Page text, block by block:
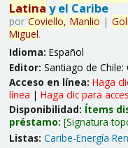
Latina y el Caribe
por Coviello, Manlio |
Miguel.
Idioma: Español
Editor: Santiago de Chile:
Acceso en línea: Haga
línea | Haga clic para
Disponibilidad: Ítems
préstamo: Signatura
Listas: Caribe-Energía